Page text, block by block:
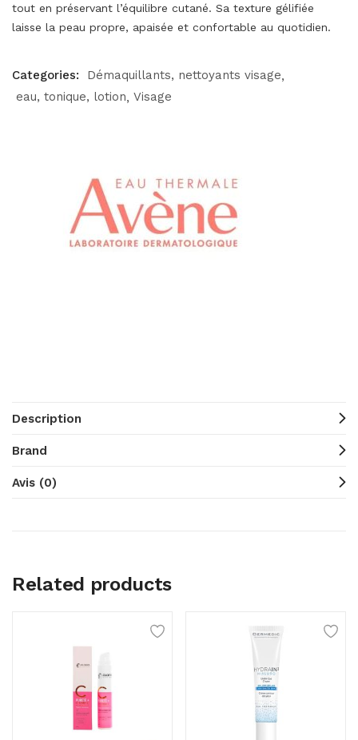
tout en préservant l’équilibre cutané. Sa texture gélifiée
laisse la peau propre, apaisée et confortable au quotidien.
Categories:
Démaquillants, nettoyants visage
eau, tonique, lotion Visage
Description
Brand
Avis (0)
Related products